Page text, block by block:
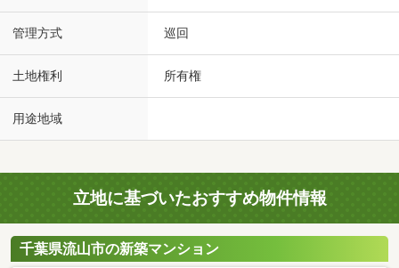
管理方式 巡回
土地権利 所有権
用途地域
立地に基づいたおすすめ物件情報
千葉県流山市の新築マンション